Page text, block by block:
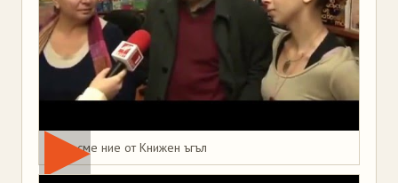
Това сме ние от Книжен ъгъл